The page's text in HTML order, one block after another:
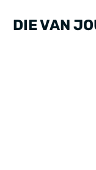
DIE VAN